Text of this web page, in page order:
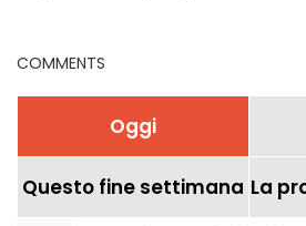
COMMENTS
Oggi
Questo fine settimana La